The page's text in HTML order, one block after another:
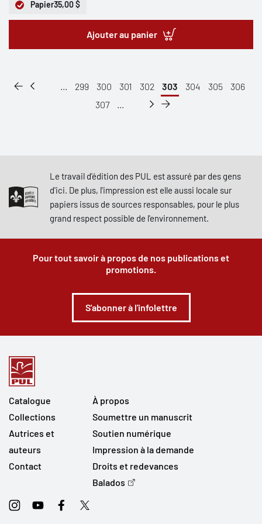
Papier35,00 $
Ajouter au panier
... 299 300 301 302 303 304 305
306
307
...
Le travail d'édition des PUL est assuré par des gens
d'ici. De plus, l'impression est elle aussi locale sur
papiers issus de sources responsables, pour le plus
grand respect possible de l'environnement.
Pour tout savoir à propos de nos publications et
promotions.
S'abonner à l'infolettre
Catalogue
Collections
Autrices et
auteurs
Contact
À propos
Soumettre un manuscrit
Soutien numérique
Impression à la demande
Droits et redevances
Balados
InstagramYoutubeFacebookTwitter